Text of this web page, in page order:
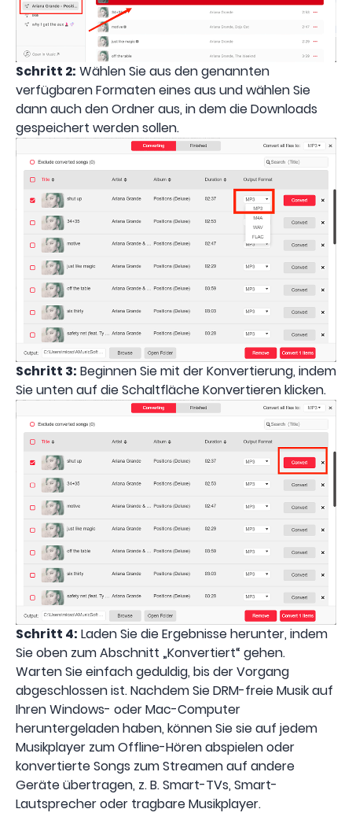
Schritt 2: Wählen Sie aus den genannten
verfügbaren Formaten eines aus und wählen Sie
dann auch den Ordner aus, in dem die Downloads
gespeichert werden sollen.
Schritt 3: Beginnen Sie mit der Konvertierung, indem
Sie unten auf die Schaltfläche Konvertieren klicken.
Schritt 4: Laden Sie die Ergebnisse herunter, indem
Sie oben zum Abschnitt „Konvertiert“ gehen.
Warten Sie einfach geduldig, bis der Vorgang
abgeschlossen ist. Nachdem Sie DRM-freie Musik auf
Ihren Windows- oder Mac-Computer
heruntergeladen haben, können Sie sie auf jedem
Musikplayer zum Offline-Hören abspielen oder
konvertierte Songs zum Streamen auf andere
Geräte übertragen, z. B. Smart-TVs, Smart-
Lautsprecher oder tragbare Musikplayer.